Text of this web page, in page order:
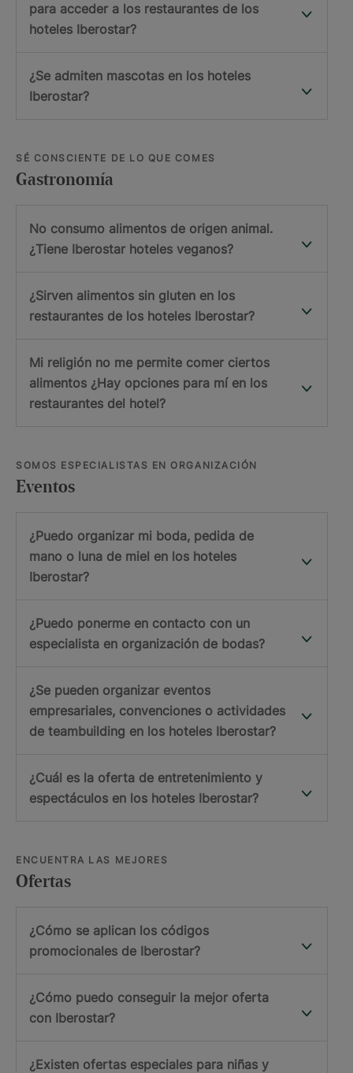
para acceder a los restaurantes de los
hoteles Iberostar?
¿Se admiten mascotas en los hoteles
Iberostar?
SÉ CONSCIENTE DE LO QUE COMES
Gastronomía
No consumo alimentos de origen animal.
¿Tiene Iberostar hoteles veganos?
¿Sirven alimentos sin gluten en los
restaurantes de los hoteles Iberostar?
Mi religión no me permite comer ciertos
alimentos ¿Hay opciones para mí en los
restaurantes del hotel?
SOMOS ESPECIALISTAS EN ORGANIZACIÓN
Eventos
¿Puedo organizar mi boda, pedida de
mano o luna de miel en los hoteles
Iberostar?
¿Puedo ponerme en contacto con un
especialista en organización de bodas?
¿Se pueden organizar eventos
empresariales, convenciones o actividades
de teambuilding en los hoteles Iberostar?
¿Cuál es la oferta de entretenimiento y
espectáculos en los hoteles Iberostar?
ENCUENTRA LAS MEJORES
Ofertas
¿Cómo se aplican los códigos
promocionales de Iberostar?
¿Cómo puedo conseguir la mejor oferta
con Iberostar?
¿Existen ofertas especiales para niñas y